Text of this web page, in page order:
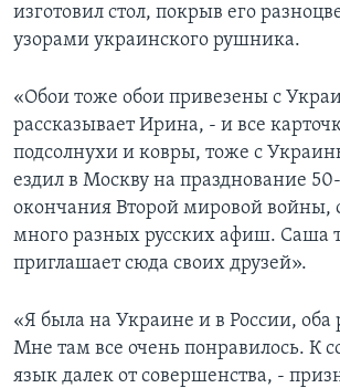
изготовил стол, покрыв его
узорами украинского рушника.
«Обои тоже обои привезены с
рассказывает Ирина, - и все
подсолнухи и ковры, тоже с
ездил в Москву на празднование
окончания Второй мировой войны,
много разных русских афиш. Саша
приглашает сюда своих друзей».
«Я была на Украине и в России, оба
Мне там все очень понравилось. К
язык далек от совершенства, -